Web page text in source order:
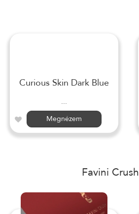
Curious Skin Dark Blue
...
Megnézem
Favini Crush